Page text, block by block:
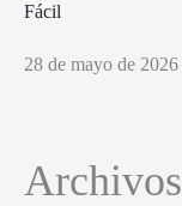
Fácil
28 de mayo de 2026
Archivos